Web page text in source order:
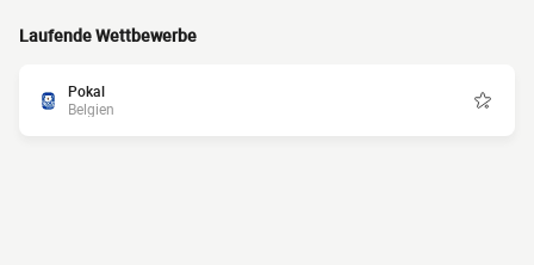
Laufende Wettbewerbe
Pokal
Belgien